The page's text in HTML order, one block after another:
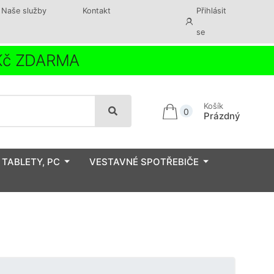
Naše služby Kontakt Přihlásit
se
ZDARMA
0
Košík
Prázdný
PC
VESTAVNÉ SPOTŘEBIČE